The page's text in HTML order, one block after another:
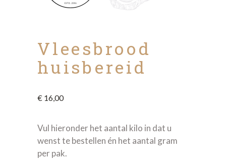
Vleesbrood
huisbereid
€ 16,00
Vul hieronder het aantal kilo in dat u
wenst te bestellen én het aantal gram
per pak.